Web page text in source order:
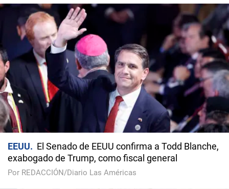
EEUU
El Senado de EEUU confirma a Todd Blanche,
exabogado de Trump, como fiscal general
Por REDACCIÓN/Diario Las Américas